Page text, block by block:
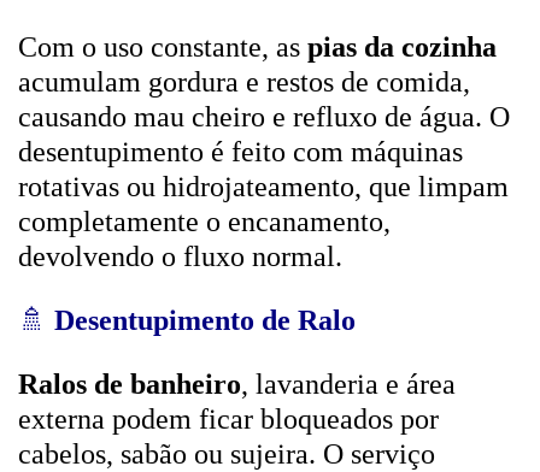
Com o uso constante, as pias da cozinha
acumulam gordura e restos de comida,
causando mau cheiro e refluxo de água. O
desentupimento é feito com máquinas
rotativas ou hidrojateamento, que limpam
completamente o encanamento,
devolvendo o fluxo normal.
🚿 Desentupimento de Ralo
Ralos de banheiro, lavanderia e área
externa podem ficar bloqueados por
cabelos, sabão ou sujeira. O serviço